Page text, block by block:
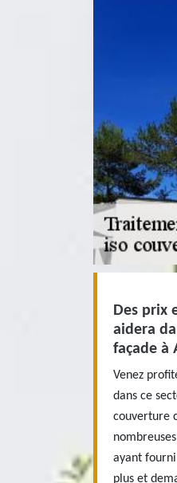
Des prix
aidera
façade à
Venez
dans ce
couverture
ayant
plus et